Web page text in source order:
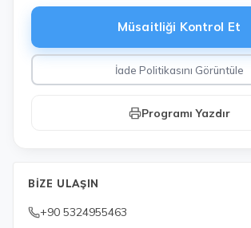
Müsaitliği Kontrol Et
İade Politikasını Görüntüle
Programı Yazdır
BIZE ULAŞIN
+90 5324955463